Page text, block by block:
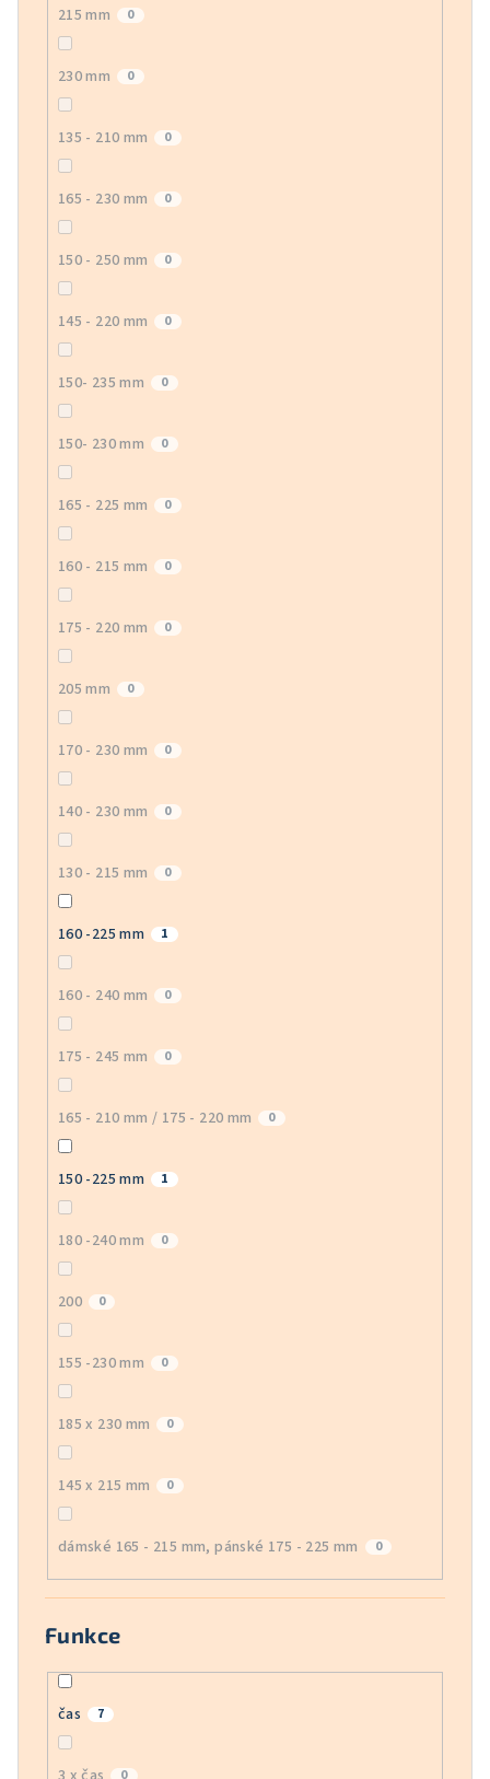
215 mm 0
230 mm 0
135 - 210 mm 0
165 - 230 mm 0
150 - 250 mm 0
145 - 220 mm 0
150- 235 mm 0
150- 230 mm 0
165 - 225 mm 0
160 - 215 mm 0
175 - 220 mm 0
205 mm 0
170 - 230 mm 0
140 - 230 mm 0
130 - 215 mm 0
160 -225 mm 1
160 - 240 mm 0
175 - 245 mm 0
165 - 210 mm / 175 - 220 mm 0
150 -225 mm 1
180 -240 mm 0
200 0
155 -230 mm 0
185 x 230 mm 0
145 x 215 mm 0
dámské 165 - 215 mm, pánské 175 - 225 mm 0
Funkce
čas 7
0